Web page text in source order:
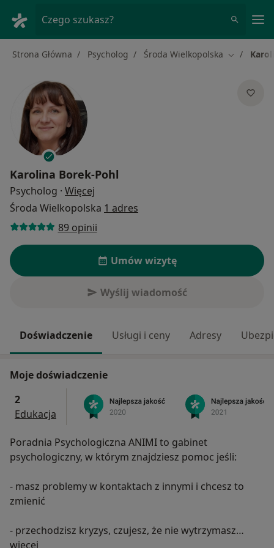
Czego szukasz?
Strona Główna Psycholog Środa Wielkopolska Zmień
Karolina Borek-Pohl
Psycholog · Więcej
Środa Wielkopolska 1 adres
89 opinii
Umów wizytę
Wyślij wiadomość
Doświadczenie Usługi i ceny Adresy
Moje doświadczenie
2
Edukacja
Poradnia Psychologiczna ANIMI to gabinet
psychologiczny, w którym znajdziesz pomoc jeśli:
- masz problemy w kontaktach z innymi i chcesz to
zmienić
- przechodzisz kryzys, czujesz, że nie wytrzymasz
dłużej cierpienia
więcej